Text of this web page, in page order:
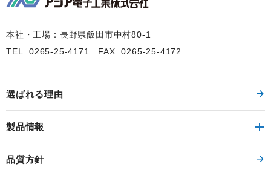
本社・工場：長野県飯田市中村80-1
TEL. 0265-25-4171 FAX. 0265-25-4172
選ばれる理由
製品情報
品質方針